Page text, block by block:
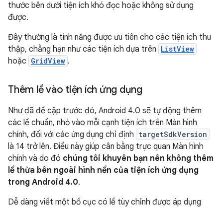
thước bên dưới tiện ích khó đọc hoặc không sử dụng
được.
Đây thường là tính năng được ưu tiên cho các tiện ích thu
thập, chẳng hạn như các tiện ích dựa trên ListView
hoặc GridView .
Thêm lề vào tiện ích ứng dụng
Như đã đề cập trước đó, Android 4.0 sẽ tự động thêm
các lề chuẩn, nhỏ vào mỗi cạnh tiện ích trên Màn hình
chính, đối với các ứng dụng chỉ định targetSdkVersion
là 14 trở lên. Điều này giúp cân bằng trực quan Màn hình
chính và do đó chúng tôi khuyên bạn nên không thêm
lề thừa bên ngoài hình nền của tiện ích ứng dụng
trong Android 4.0.
Dễ dàng viết một bố cục có lề tùy chỉnh được áp dụng